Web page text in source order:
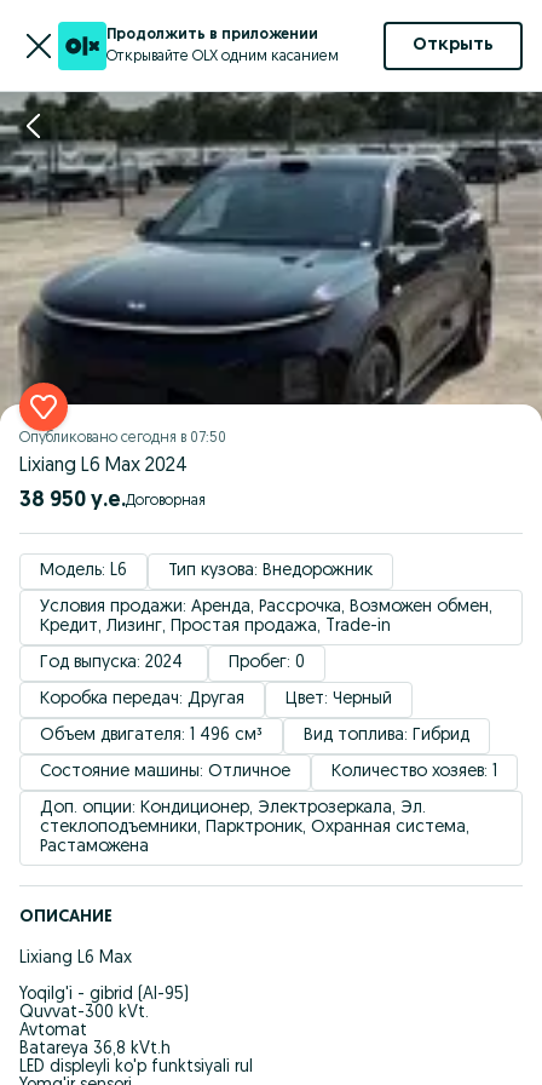
Продолжить в приложении
Открывайте OLX одним касанием
Открыть
Опубликовано сегодня в 07:50
Lixiang L6 Max 2024
38 950 у.е. Договорная
Модель: L6
Тип кузова: Внедорожник
Условия продажи: Аренда, Рассрочка, Возможен обмен,
Кредит, Лизинг, Простая продажа, Trade-in
Год выпуска: 2024
Пробег: 0
Коробка передач: Другая
Цвет: Черный
Объем двигателя: 1 496 см³
Вид топлива: Гибрид
Состояние машины: Отличное
Количество хозяев: 1
Доп. опции: Кондиционер, Электрозеркала, Эл.
стеклоподъемники, Парктроник, Охранная система,
Растаможена
ОПИСАНИЕ
Lixiang L6 Max
Yoqilg'i - gibrid (AI-95)
Quvvat-300 kVt.
Avtomat
Batareya 36,8 kVt.h
LED displeyli ko'p funktsiyali rul